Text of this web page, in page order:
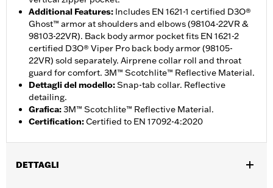
Additional Features: Includes EN 1621-1 certified D3O®
Ghost™ armor at shoulders and elbows (98104-22VR &
98103-22VR). Back body armor pocket fits EN 1621-2
certified D3O® Viper Pro back body armor (98105-
22VR) sold separately. Airprene collar roll and throat
guard for comfort. 3M™ Scotchlite™ Reflective Material.
Dettagli del modello:Snap-tab collar. Reflective
detailing.
Grafica:3M™ Scotchlite™ Reflective Material.
Certification:Certified to EN 17092-4:2020
DETTAGLI